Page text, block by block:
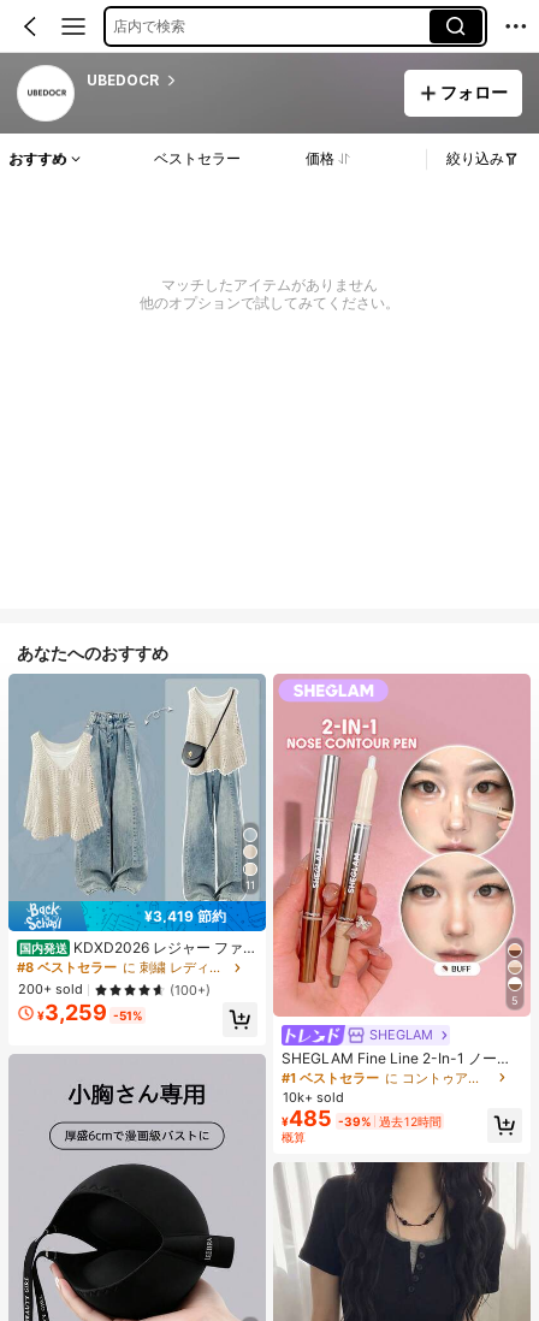
店内で検索
UBEDOCR
フォロー
おすすめ ベストセラー 価格 絞り込み
マッチしたアイテムがありません
他のオプションで試してみてください。
あなたへのおすすめ
11
¥3,419 節約
国内発送 KDXD2026 レジャー ファッ
ション ロングサイズ 夏服 女性 ワイ
ルドスタイル ボア付きトップス ワイ
ルドスタイル ロングスカート 3点セ
ット UVカット 軽量 通気性 袖付き
ヒップカバー効果 通気性抜群 サイズ
#8 ベストセラー
に 刺繍 レディースコーデ
200+ sold
(100+)
¥3,259 -51%
5
SHEGLAM
SHEGLAM Fine Line 2-In-1 ノーズ
コンター&ハイライトペン-Buff ノー
ズシャドウ シェーディング 女性と女
の子のためのブランドビューティー
コスメメイクアップ
#1 ベストセラー
に コントゥア＆ブロンザー
10k+ sold
¥485 -39% 過去12時間
概算